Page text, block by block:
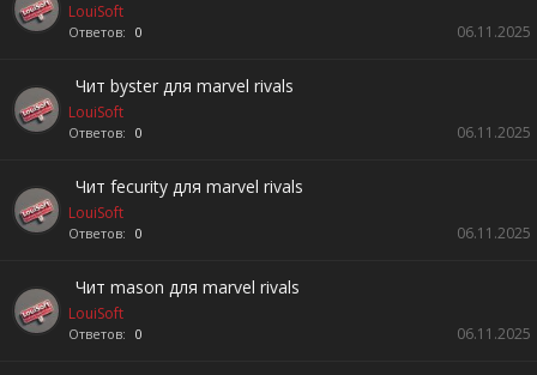
LouiSoft
Ответов: 0 06.11.2025
Чит byster для marvel rivals
LouiSoft
Ответов: 0 06.11.2025
Чит fecurity для marvel rivals
LouiSoft
Ответов: 0 06.11.2025
Чит mason для marvel rivals
LouiSoft
Ответов: 0 06.11.2025